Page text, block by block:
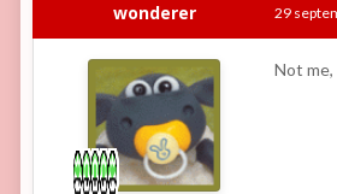
wonderer 29
Not